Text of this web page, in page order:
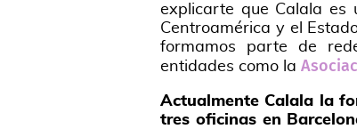
explicarte que Calala es
Centroamérica y el
formamos parte de
entidades como la
Actualmente Calala la
tres oficinas en